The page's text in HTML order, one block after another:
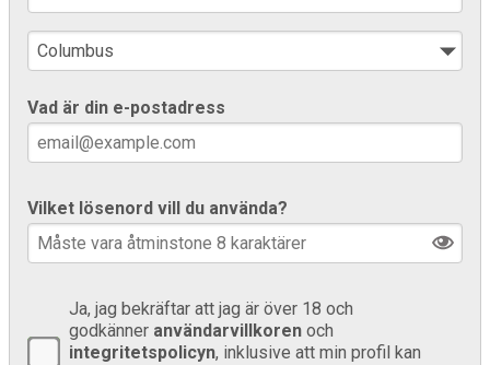
Vad är din e-postadress
Vilket lösenord vill du använda?
Ja, jag bekräftar att jag är över 18 och
godkänner användarvillkoren och
integritetspolicyn, inklusive att min profil kan